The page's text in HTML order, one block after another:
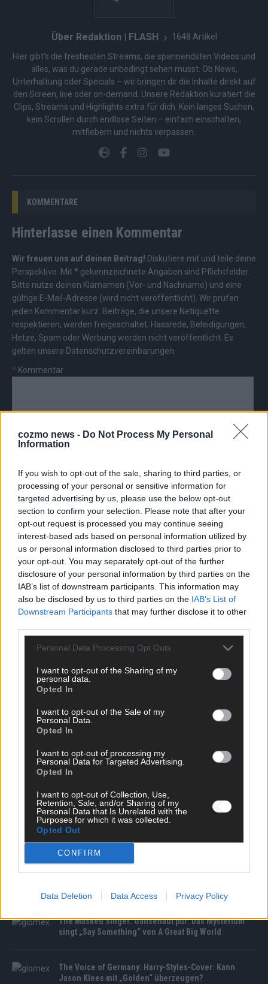
cozmo news - Do Not Process My Personal
Information
If you wish to opt-out of the sale, sharing to third parties, or
processing of your personal or sensitive information for
targeted advertising by us, please use the below opt-out
section to confirm your selection. Please note that after your
opt-out request is processed you may continue seeing
interest-based ads based on personal information utilized by
us or personal information disclosed to third parties prior to
your opt-out. You may separately opt-out of the further
disclosure of your personal information by third parties on the
IAB’s list of downstream participants. This information may
also be disclosed by us to third parties on the IAB’s List of
Downstream Participants that may further disclose it to other
Personal Data Processing Opt Outs
I want to opt-out of the Sharing of my
personal data.
Opted In
I want to opt-out of the Sale of my
Personal Data.
Opted In
I want to opt-out of processing my
Personal Data for Targeted Advertising.
Opted In
I want to opt-out of Collection, Use,
Retention, Sale, and/or Sharing of my
Personal Data that Is Unrelated with the
Purposes for which it was collected.
Opted Out
CONFIRM
Data Deletion Data Access Privacy Policy
Über Redaktion | FLASH 1648 Artikel
Hier gibt’s die freshesten Streams, die spannendsten Videos und
alles, was du gerade unbedingt sehen musst. Ob News,
Unterhaltung oder Specials – wir bringen dir die Inhalte direkt auf
den Screen, live oder on-demand. Unsere Redaktion kuratiert die
Clips, Streams und Highlights extra für dich. Kein langes Suchen,
kein Scrollen durch endlose Seiten – einfach einschalten,
mitfiebern und nichts verpassen.
KOMMENTARE
Hinterlasse einen Kommentar
Wir freuen uns auf deinen Beitrag! Diskutiere mit und teile deine
Perspektive. Mit * gekennzeichnete Angaben sind Pflichtfelder.
Bitte nutze deinen Klarnamen (Vor- und Nachname) und eine
gültige E-Mail-Adresse (wird nicht veröffentlicht). Wir prüfen
jeden Kommentar kurz. Beiträge, die unsere Netiquette
respektieren, werden freigeschaltet; Hassrede, Beleidigungen,
Hetze, Spam oder Werbung werden nicht veröffentlicht. Es
gelten unsere Datenschutzvereinbarungen
* Kommentar
E-Mail
AD
FOLGE UNS BEI FACEBOOK
MEDIATHEK
Germany’s Next Topmodel: Locken-Duell am Laufsteg!
The Masked Singer: Gänsehaut pur: Das Mysterium
singt „Say Something“ von A Great Big World
The Voice of Germany: Harry-Styles-Cover: Kann
Jason Klees mit „Golden“ überzeugen?